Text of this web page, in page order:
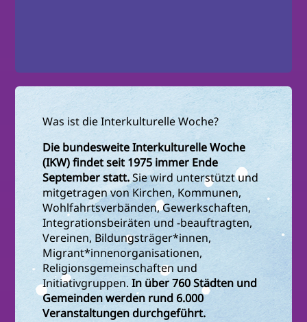
Was ist die Interkulturelle Woche?
Die bundesweite Interkulturelle Woche
(IKW) findet seit 1975 immer Ende
September statt.Sie wird unterstützt und
mitgetragen von Kirchen, Kommunen,
Wohlfahrtsverbänden, Gewerkschaften,
Integrationsbeiräten und -beauftragten,
Vereinen, Bildungsträger*innen,
Migrant*innenorganisationen,
Religionsgemeinschaften und
Initiativgruppen.In über 760 Städten und
Gemeinden werden rund 6.000
Veranstaltungen durchgeführt.